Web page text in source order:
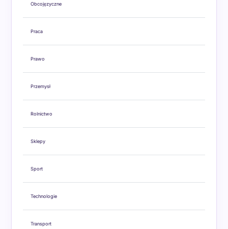
Obcojęzyczne
Praca
Prawo
Przemysł
Rolnictwo
Sklepy
Sport
Technologie
Transport